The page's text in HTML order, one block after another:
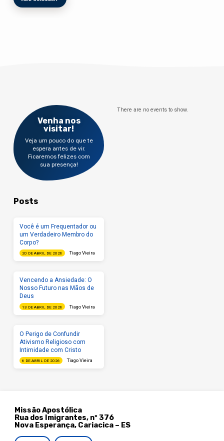
Venha nos
visitar!
Veja um pouco do que te
espera antes de vir.
Ficaremos felizes com
sua presença!
There are no events to show.
Posts
Você é um Frequentador ou
um Verdadeiro Membro do
Corpo?
20 DE ABRIL DE 2026 Tiago Vieira
Vencendo a Ansiedade: O
Nosso Futuro nas Mãos de
Deus
13 DE ABRIL DE 2026 Tiago Vieira
O Perigo de Confundir
Ativismo Religioso com
Intimidade com Cristo
6 DE ABRIL DE 2026 Tiago Vieira
Missão Apostólica
Rua dos Imigrantes, nº 376
Nova Esperança, Cariacica – ES